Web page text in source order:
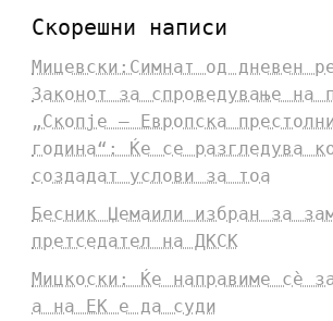
Скорешни написи
Мицевски:Симнат од дневен
Законот за спроведување на
„Скопје – Европска
година“: Ќе се разгледува
создадат услови за тоа
Бесник Џемаили избран за
претседател на ДКСК
Мицкоски: Ќе направиме сè
а на ЕК е да суди